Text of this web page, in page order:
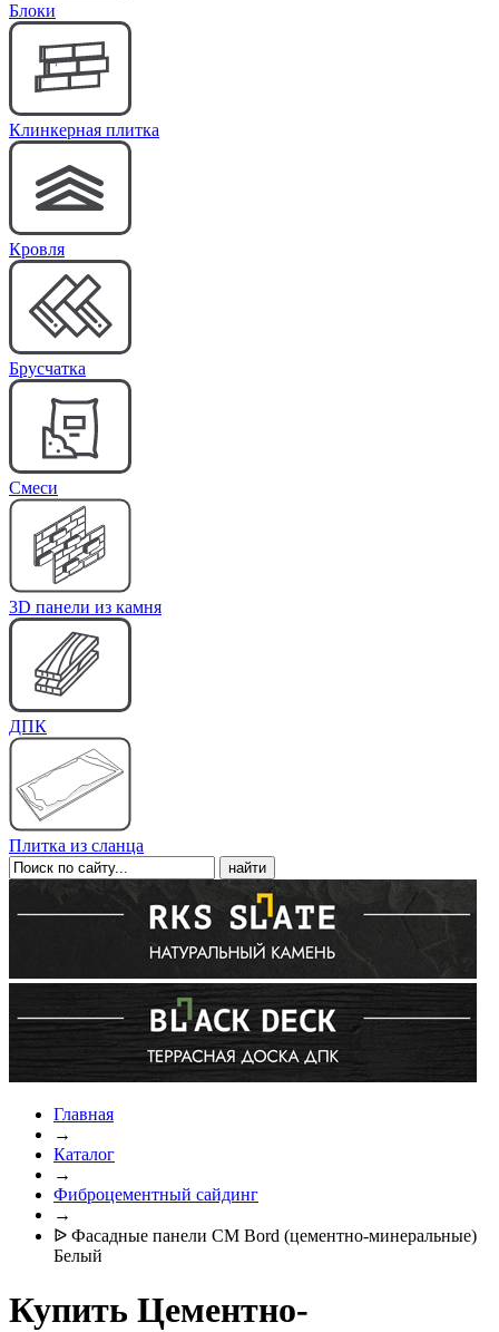
Блоки
Клинкерная плитка
Кровля
Брусчатка
Cмеси
3D панели из камня
ДПК
Плитка из сланца
Главная
→
Каталог
→
Фиброцементный сайдинг
→
ᐉ Фасадные панели CM Bord (цементно-минеральные)
Белый
Купить Цементно-